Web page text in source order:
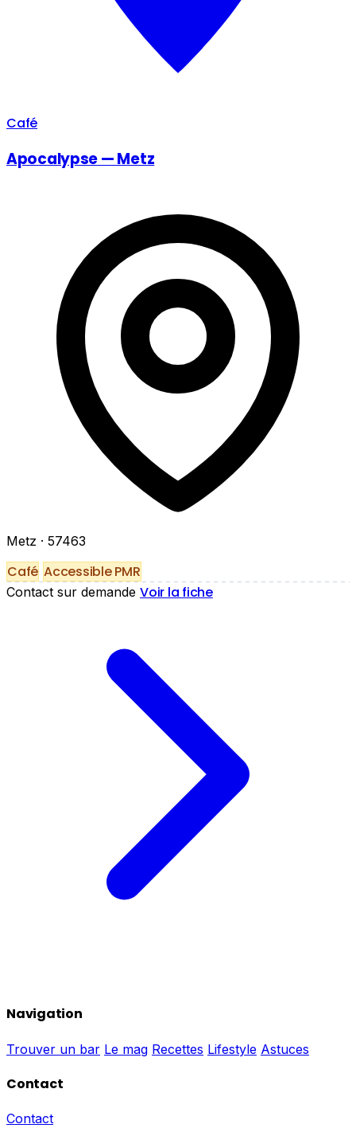
Café
Apocalypse — Metz
Metz · 57463
Café Accessible PMR
Contact sur demande Voir la fiche
Navigation
Trouver un bar Le mag Recettes Lifestyle Astuces
Contact
Contact